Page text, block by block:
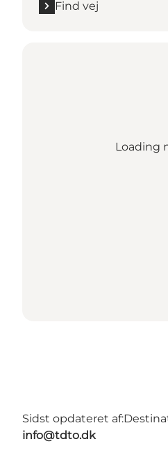
Find vej
Loading
Sidst opdateret af:
info@tdto.dk